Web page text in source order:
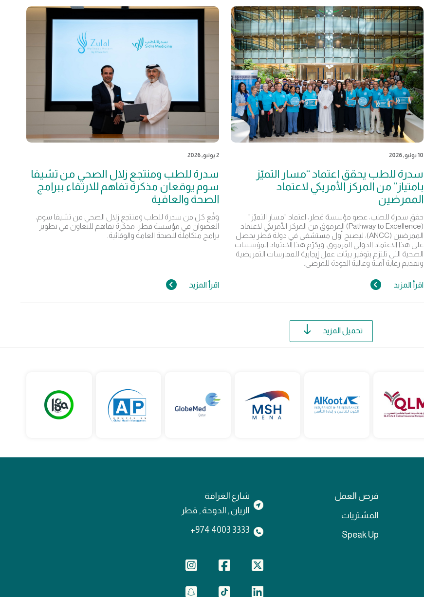
10 يونيو, 2026
سدرة للطب يحقق اعتماد “مسار التميّز
بامتياز” من المركز الأمريكي لاعتماد
الممرضين
حقق سدرة للطب، عضو مؤسسة قطر، اعتماد "مسار التميّز"
(Pathway to Excellence) المرموق من المركز الأمريكي لاعتماد
الممرضين (ANCC)، ليصبح أول مستشفى في دولة قطر يحصل
على هذا الاعتماد الدولي المرموق. ويكرّم هذا الاعتماد المؤسسات
الصحية التي تلتزم بتوفير بيئات عمل إيجابية للممارسات التمريضية
وتقديم رعاية آمنة وعالية الجودة للمرضى.
اقرأ المزيد
2 يونيو, 2026
سدرة للطب ومنتجع زلال الصحي من تشيفا
سوم يوقعان مذكرة تفاهم للارتقاء ببرامج
الصحة والعافية
وقّع كل من سدرة للطب ومنتجع زلال الصحي من تشيفا سوم،
العضوان في مؤسسة قطر، مذكرة تفاهم للتعاون في تطوير
برامج متكاملة للصحة العامة والوقائية.
اقرأ المزيد
تحميل المزيد
فرص العمل
المشتريات
Speak Up
شارع الغرافة
الريان , الدوحة , قطر
3333 4003 974+